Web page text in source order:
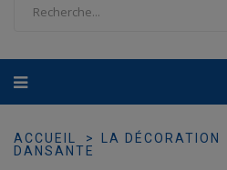
ACCUEIL LA DÉCORATION
DANSANTE